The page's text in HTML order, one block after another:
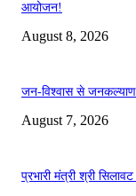
आयोजन!
August 8, 2026
जन-विश्वास से जनकल्याण
August 7, 2026
प्रभारी मंत्री श्री